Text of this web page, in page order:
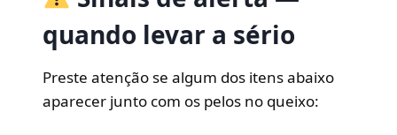
quando levar a sério
Preste atenção se algum dos itens abaixo
aparecer junto com os pelos no queixo: